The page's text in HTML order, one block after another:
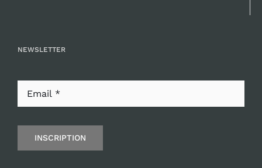
NEWSLETTER
INSCRIPTION